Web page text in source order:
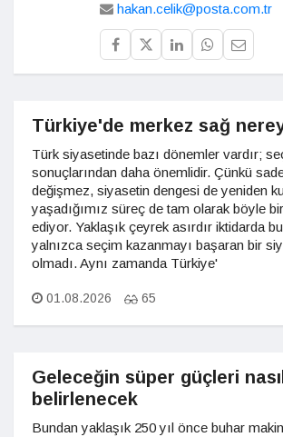
hakan.celik@posta.com.tr
Türkiye'de merkez sağ
Türk siyasetinde bazı dönemler vardır;
sonuçlarından daha önemlidir. Çünkü
değişmez, siyasetin dengesi de yeniden
yaşadığımız süreç de tam olarak böyle
ediyor. Yaklaşık çeyrek asırdır iktidarda
yalnızca seçim kazanmayı başaran bir
olmadı. Aynı zamanda Türkiye'
01.08.2026 65
Geleceğin süper güçleri nasıl
belirlenecek
Bundan yaklaşık 250 yıl önce buhar